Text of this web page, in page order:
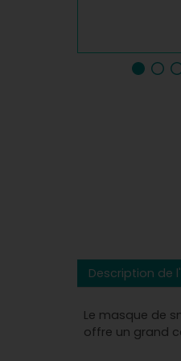
Description de
Le masque de
offre un grand